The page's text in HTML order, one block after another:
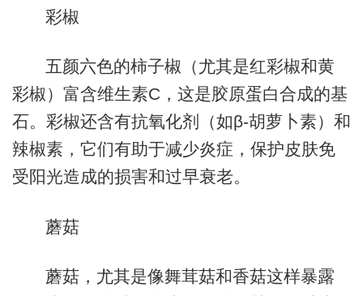
彩椒
五颜六色的柿子椒（尤其是红彩椒和黄
彩椒）富含维生素C，这是胶原蛋白合成的基
石。彩椒还含有抗氧化剂（如β-胡萝卜素）和
辣椒素，它们有助于减少炎症，保护皮肤免
受阳光造成的损害和过早衰老。
蘑菇
蘑菇，尤其是像舞茸菇和香菇这样暴露